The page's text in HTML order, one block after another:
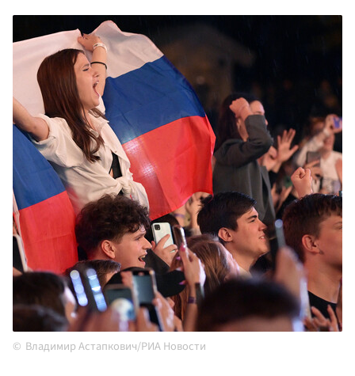
Владимир Астапкович/РИА Новости